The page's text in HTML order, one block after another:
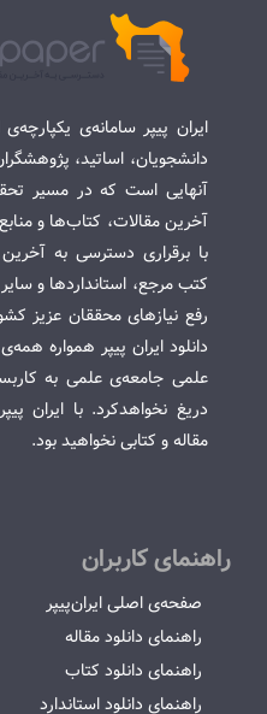
ایران پیپر سامانه‌ی
دانشجویان، اساتید،
آنهایی است که در مسیر
آخرین مقالات، کتاب‌ها و
با برقراری دسترسی به
کتب مرجع، استانداردها و
رفع نیازهای محققان عزیز
دانلود ایران پیپر همواره
علمی جامعه‌ی علمی به
دریغ نخواهدکرد. با ایران
مقاله و کتابی نخواهید بود.
راهنمای کاربران
صفحه‌ی اصلی ایران‌پیپر
راهنمای دانلود مقاله
راهنمای دانلود کتاب
راهنمای دانلود استاندارد